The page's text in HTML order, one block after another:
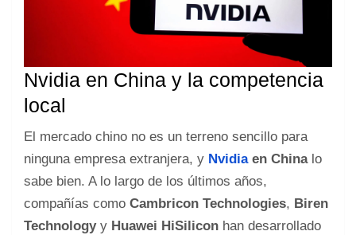
Nvidia en China y la competencia
local
El mercado chino no es un terreno sencillo para
ninguna empresa extranjera, y Nvidiaen Chinalo
sabe bien. A lo largo de los últimos años,
compañías como Cambricon Technologies, Biren
Technologyy Huawei HiSilicon han desarrollado